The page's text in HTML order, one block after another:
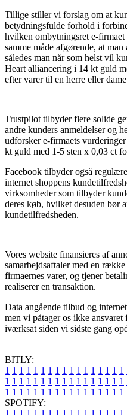
Tillige stiller vi forslag om at
betydningsfulde forhold i
hvilken ombytningsret e-
samme måde afgørende, at
således man når som helst vil
Heart alliancering i 14 kt guld
efter varer til en herre eller
Trustpilot tilbyder flere solide
andre kunders anmeldelser og
udforsker e-firmaets
kt guld med 1-5 sten x 0,03 ct
Facebook tilbyder også
internet shoppens
virksomheder som tilbyder
deres køb, hvilket desuden bør
kundetilfredsheden.
Vores website finansieres af
samarbejdsaftaler med en
firmaernes varer, og tjener
realiserer en transaktion.
Data angående tilbud og
men vi påtager os ikke
iværksat siden vi sidste gang
BITLY:
1 1 1 1 1 1 1 1 1 1 1 1 1 1 1 1 1
1 1 1 1 1 1 1 1 1 1 1 1 1 1 1 1 1
1 1 1 1 1 1 1 1 1 1 1 1 1 1 1 1 1
SPOTIFY: